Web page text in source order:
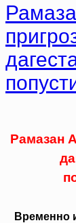
Рамазан
Временно